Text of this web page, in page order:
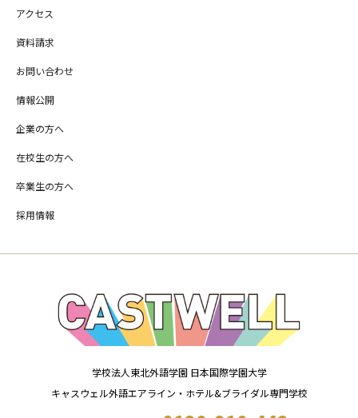
アクセス
資料請求
お問い合わせ
情報公開
企業の方へ
在校生の方へ
卒業生の方へ
採用情報
学校法人東北外語学園 日本国際学園大学
キャスウェル外語エアライン・ホテル&ブライダル専門学校